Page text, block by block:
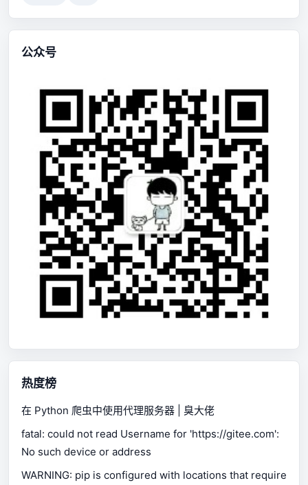
公众号
热度榜
在 Python 爬虫中使用代理服务器 | 臭大佬
fatal: could not read Username for 'https://gitee.com':
No such device or address
WARNING: pip is configured with locations that require